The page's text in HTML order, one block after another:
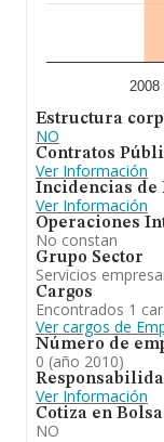
2008
Estructura
NO
Contratos
Ver Información
Incidencias de
Ver Información
Operaciones
No constan
Grupo Sector
Servicios
Cargos
Encontrados 1
Ver cargos de
Número de
0 (año 2010)
Ver Información
Cotiza en Bolsa
NO